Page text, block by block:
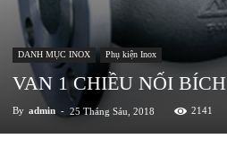
DANH MỤC INOX Phụ kiện Inox
VAN 1 CHIỀU NỐI BÍCH
By admin - 25 Tháng Sáu, 2018 2141